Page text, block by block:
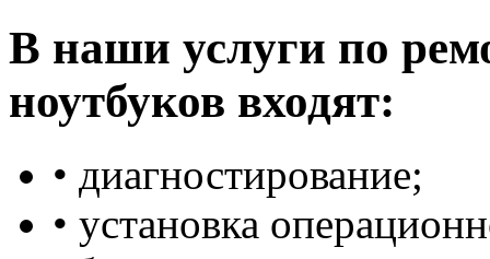
В наши услуги по
ноутбуков входят:
• диагностирование;
• установка